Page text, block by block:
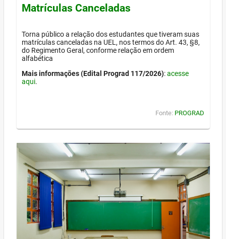
Matrículas Canceladas
Torna público a relação dos estudantes que tiveram suas
matrículas canceladas na UEL, nos termos do Art. 43, §8,
do Regimento Geral, conforme relação em ordem
alfabética
Mais informações (Edital Prograd 117/2026):acesse
aqui.
Fonte: PROGRAD